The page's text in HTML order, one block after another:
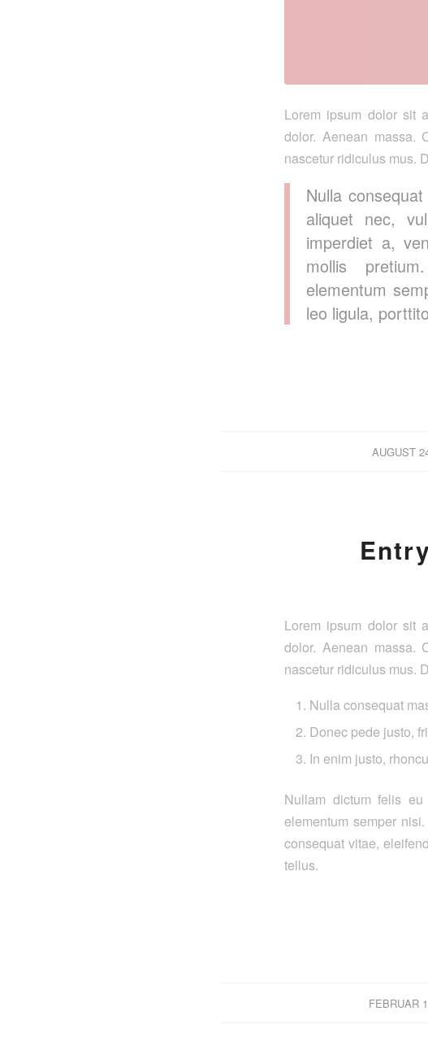
Lorem ipsum dolor sit
dolor. Aenean massa.
nascetur ridiculus mus.
Nulla
aliquet nec,
imperdiet a,
mollis
elementum
leo ligula,
AUGUST /
Lorem ipsum dolor sit
dolor. Aenean massa.
nascetur ridiculus mus.
Nulla consequat
Donec pede justo,
In enim justo,
Nullam dictum felis
elementum semper
consequat vitae,
tellus.
FEBRUAR